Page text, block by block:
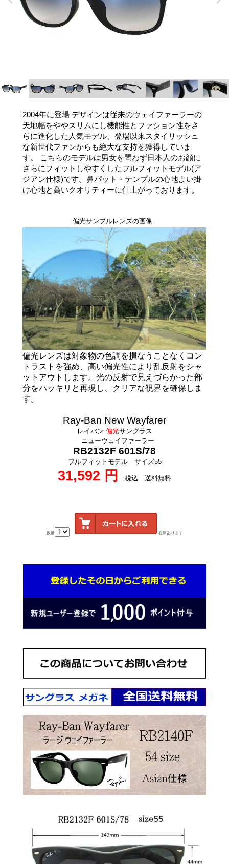
2004年に登場 デザインは従来のウェイファーラーの
天地幅をややスリムにし機能性とファション性をさ
らに進化した人気モデル、登場以来スタイリッシュ
な新世代ファンからも絶大な支持を獲得していま
す。 こちらのモデルは男女を問わず日本人のお顔に
さらにフィットしやすくしたフルフィットモデル(ア
ジアン仕様)です。鼻パット・テンプルの心地よい掛
け心地と高いクオリティーに仕上がっております。
偏光サンプルレンズの画像
偏光レンズは対象物の色調を損なうことなくコン
トラストを強め、高い偏光性により乱反射をシャ
ットアウトします。光の反射で見えづらかった部
分をハッキリと再現し、クリアな視界を確保しま
す。
Ray-Ban New Wayfarer
レイバン 偏光サングラス
ニューウェイファーラー
RB2132F 601S/78
フルフィットモデル サイズ55
31,592 円 税込 送料無料
数量 在庫あります